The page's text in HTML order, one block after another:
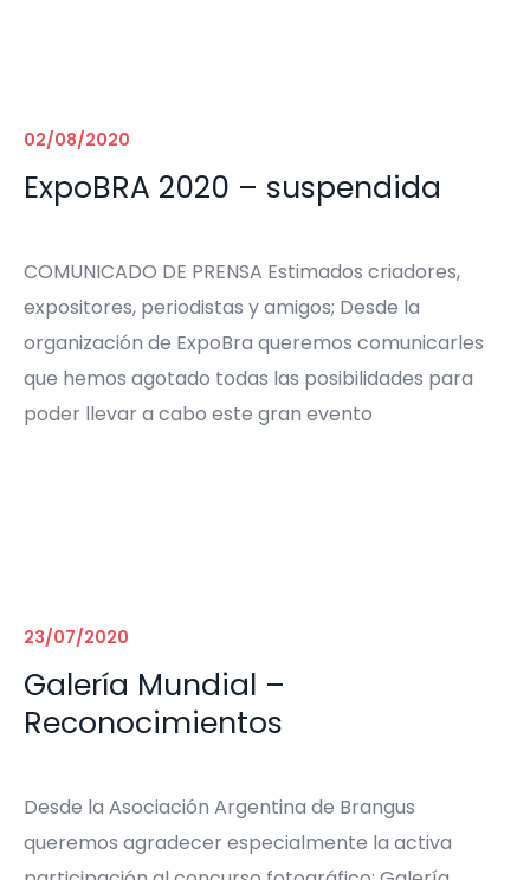
02/08/2020
ExpoBRA 2020 – suspendida
COMUNICADO DE PRENSA Estimados criadores,
expositores, periodistas y amigos; Desde la
organización de ExpoBra queremos comunicarles
que hemos agotado todas las posibilidades para
poder llevar a cabo este gran evento
23/07/2020
Galería Mundial –
Reconocimientos
Desde la Asociación Argentina de Brangus
queremos agradecer especialmente la activa